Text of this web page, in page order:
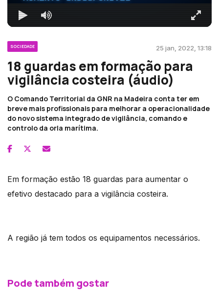
SOCIEDADE 25 jan, 2022, 13:18
18 guardas em formação para
vigilância costeira (áudio)
O Comando Territorial da GNR na Madeira conta ter em
breve mais profissionais para melhorar a operacionalidade
do novo sistema integrado de vigilância, comando e
controlo da orla marítima.
Em formação estão 18 guardas para aumentar o
efetivo destacado para a vigilância costeira.
A região já tem todos os equipamentos necessários.
Pode também gostar